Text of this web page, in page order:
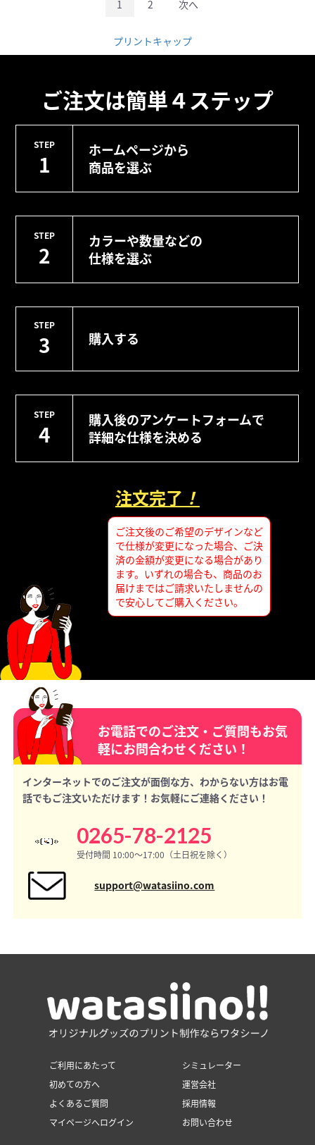
1 2 次へ
プリントキャップ
ご注文は簡単４ステップ
STEP
1
ホームページから
商品を選ぶ
STEP
2
カラーや数量などの
仕様を選ぶ
STEP
3 購入する
STEP
4
購入後のアンケートフォームで
詳細な仕様を決める
注文完了 ！
ご注文後のご希望のデザインなど
で仕様が変更になった場合、ご決
済の金額が変更になる場合があり
ます。いずれの場合も、商品のお
届けまではご請求いたしませんの
で安心してご購入ください。
お電話でのご注文・ご質問もお気
軽にお問合わせください！
インターネットでのご注文が面倒な方、わからない方はお電
話でもご注文いただけます！お気軽にご連絡ください！
0265-78-2125
受付時間 10:00〜17:00（土日祝を除く）
support@watasiino.com
ご利用にあたって
シミュレーター
初めての方へ
運営会社
よくあるご質問
採用情報
マイページへログイン
お問い合わせ